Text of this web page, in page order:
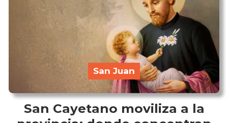
San Cayetano moviliza a la
San Juan